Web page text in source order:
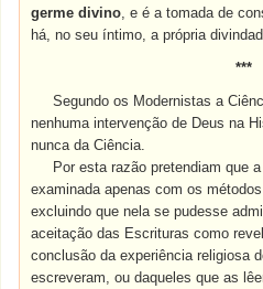
germe divino , e é a tomada de
há, no seu íntimo, a própria
***
Segundo os Modernistas a
nenhuma intervenção de Deus na
nunca da Ciência.
Por esta razão pretendiam que
examinada apenas com os
excluindo que nela se pudesse
aceitação das Escrituras como
conclusão da experiência religiosa
escreveram, ou daqueles que as